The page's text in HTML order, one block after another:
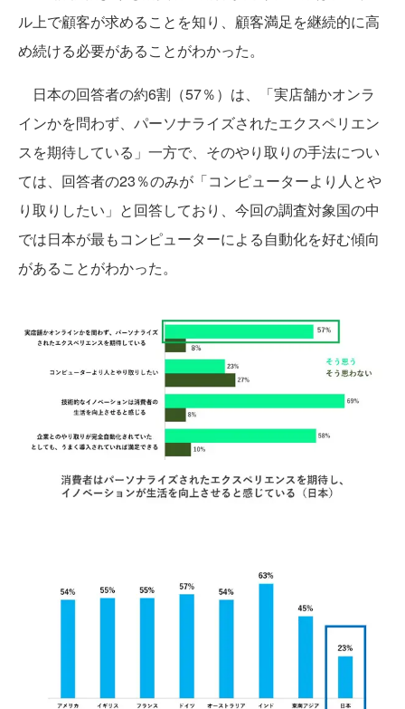
ル上で顧客が求めることを知り、顧客満足を継続的に高
め続ける必要があることがわかった。
日本の回答者の約6割（57％）は、「実店舗かオンラ
インかを問わず、パーソナライズされたエクスペリエン
スを期待している」一方で、そのやり取りの手法につい
ては、回答者の23％のみが「コンピューターより人とや
り取りしたい」と回答しており、今回の調査対象国の中
では日本が最もコンピューターによる自動化を好む傾向
があることがわかった。